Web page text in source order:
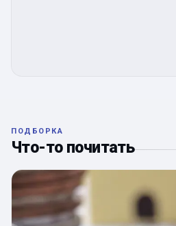
ПОДБОРКА
Что-то почитать